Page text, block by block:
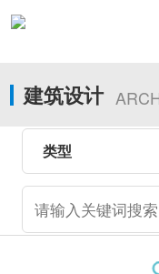
建筑设计
类型